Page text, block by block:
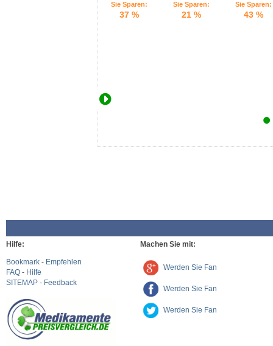
Sie Sparen:
37 %
Sie Sparen:
21 %
Sie Sparen:
43 %
Hilfe:
Bookmark - Empfehlen
FAQ - Hilfe
SITEMAP - Feedback
Machen Sie mit:
Werden Sie Fan
Werden Sie Fan
Werden Sie Fan